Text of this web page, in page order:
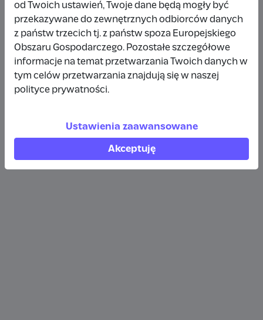
Wpłata anonimowa
10 zł rok temu
Wpłata anonimowa
Zobacz więcej
od Twoich ustawień, Twoje dane będą mogły być
przekazywane do zewnętrznych odbiorców danych
z państw trzecich tj. z państw spoza Europejskiego
Obszaru Gospodarczego. Pozostałe szczegółowe
informacje na temat przetwarzania Twoich danych w
tym celów przetwarzania znajdują się w naszej
polityce prywatności.
Ustawienia zaawansowane
Akceptuję